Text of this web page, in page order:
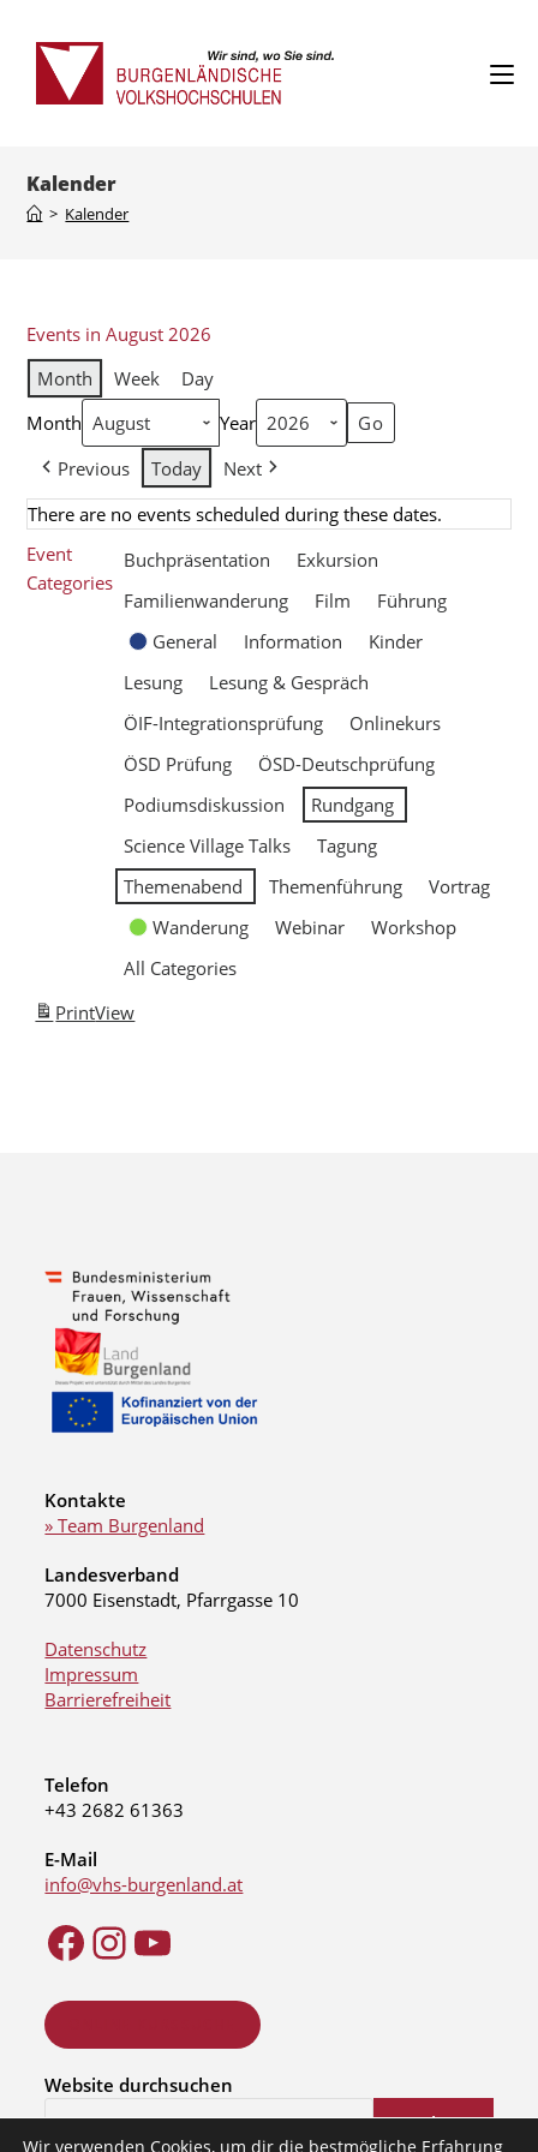
Kalender
> Kalender
Events in August 2026
Month
Week
Day
Month
Year
Previous
Today
Next
There are no events scheduled during these dates.
Event
Categories
Buchpräsentation
Exkursion
Familienwanderung
Film
Führung
General
Information
Kinder
Lesung
Lesung & Gespräch
ÖIF-Integrationsprüfung
Onlinekurs
ÖSD Prüfung
ÖSD-Deutschprüfung
Podiumsdiskussion
Rundgang
Science Village Talks
Tagung
Themenabend
Themenführung
Vortrag
Wanderung
Webinar
Workshop
All Categories
PrintView
Kontakte
» Team Burgenland
Landesverband
7000 Eisenstadt, Pfarrgasse 10
Datenschutz
Impressum
Barrierefreiheit
Telefon
+43 2682 61363
E-Mail
info@vhs-burgenland.at
Website durchsuchen
Suchen
Wir verwenden Cookies, um dir die bestmögliche Erfahrung